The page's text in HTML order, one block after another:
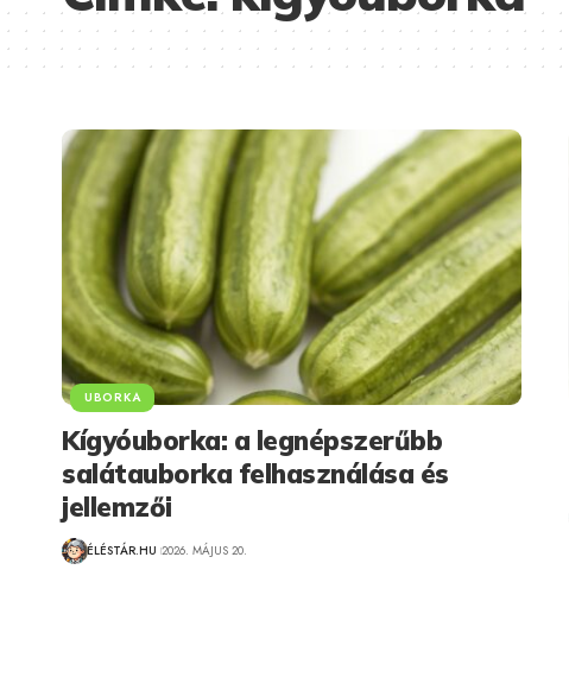
UBORKA
Kígyóuborka: a legnépszerűbb
salátauborka felhasználása és
jellemzői
ÉLÉSTÁR.HU 2026. MÁJUS 20.